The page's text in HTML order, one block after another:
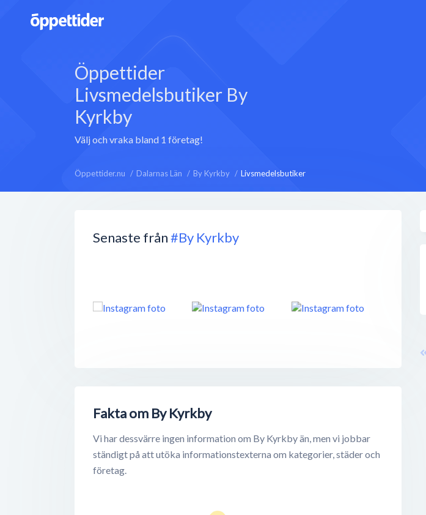
Öppettider
Livsmedelsbutiker By
Kyrkby
Välj och vraka bland 1 företag!
Öppettider.nu Dalarnas Län By Kyrkby Livsmedelsbutiker
Senaste från#By Kyrkby
Fakta om By Kyrkby
Vi har dessvärre ingen information om By Kyrkby än, men vi jobbar
ständigt på att utöka informationstexterna om kategorier, städer och
företag.